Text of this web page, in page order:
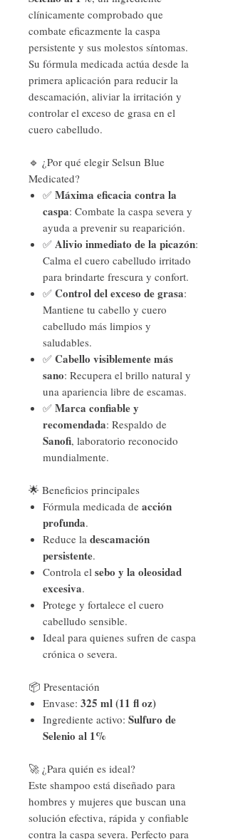
clínicamente comprobado que
combate eficazmente la caspa
persistente y sus molestos síntomas.
Su fórmula medicada actúa desde la
primera aplicación para reducir la
descamación, aliviar la irritación y
controlar el exceso de grasa en el
cuero cabelludo.
🔹 ¿Por qué elegir Selsun Blue
Medicated?
✅ Máxima eficacia contra la
caspa: Combate la caspa severa y
ayuda a prevenir su reaparición.
✅ Alivio inmediato de la picazón:
Calma el cuero cabelludo irritado
para brindarte frescura y confort.
✅ Control del exceso de grasa:
Mantiene tu cabello y cuero
cabelludo más limpios y
saludables.
✅ Cabello visiblemente más
sano: Recupera el brillo natural y
una apariencia libre de escamas.
✅ Marca confiable y
recomendada: Respaldo de
Sanofi, laboratorio reconocido
mundialmente.
🌟 Beneficios principales
Fórmula medicada de acción
profunda.
Reduce la descamación
persistente.
Controla el sebo y la oleosidad
excesiva.
Protege y fortalece el cuero
cabelludo sensible.
Ideal para quienes sufren de caspa
crónica o severa.
📦 Presentación
Envase: 325 ml (11 fl oz)
Ingrediente activo: Sulfuro de
Selenio al 1%
🚀 ¿Para quién es ideal?
Este shampoo está diseñado para
hombres y mujeres que buscan una
solución efectiva, rápida y confiable
contra la caspa severa. Perfecto para